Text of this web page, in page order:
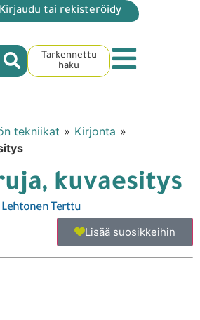
Kirjaudu tai rekisteröidy
Tarkennettu
haku
tekniikat » Kirjonta »
kuvaesitys
Terttu
Lisää suosikkeihin